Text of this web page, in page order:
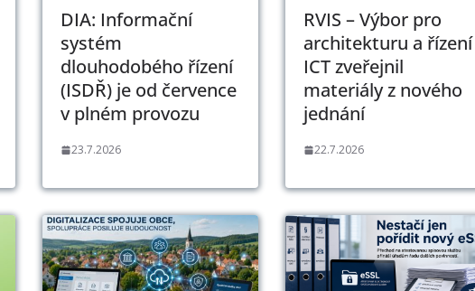
DIA: Informační
systém
dlouhodobého řízení
(ISDŘ) je od července
v plném provozu
23.7.2026
RVIS – Výbor pro
architekturu a řízení
ICT zveřejnil
materiály z nového
jednání
22.7.2026